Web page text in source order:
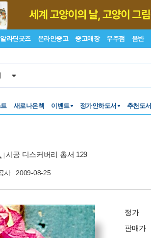
알라딘굿즈 온라인중고 중고매장 우주점 음반
새로나온책 이벤트 정가인하도서 추천도서
시공 디스커버리 총서 129
사 2009-08-25
정가
판매가